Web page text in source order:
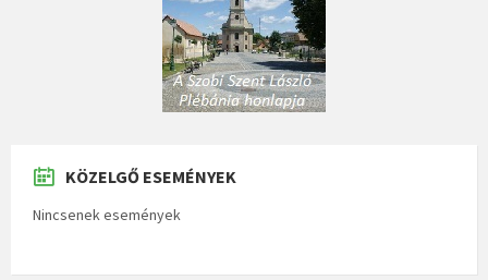
KÖZELGŐ ESEMÉNYEK
Nincsenek események